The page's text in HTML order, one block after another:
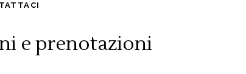
e prenotazioni